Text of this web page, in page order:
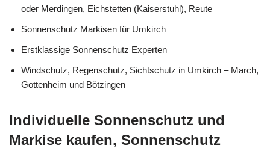
oder Merdingen, Eichstetten (Kaiserstuhl), Reute
Sonnenschutz Markisen für Umkirch
Erstklassige Sonnenschutz Experten
Windschutz, Regenschutz, Sichtschutz in Umkirch – March,
Gottenheim und Bötzingen
Individuelle Sonnenschutz und
Markise kaufen, Sonnenschutz